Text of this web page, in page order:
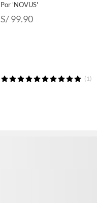
Por 'NOVUS'
S/ 99.90
(1)